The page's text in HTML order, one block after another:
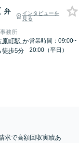
弁
インタビューを
見る
務所
原町駅 か
徒歩5分
営業時間：09:00~
20:00（平日）
求で高額回収実績あ